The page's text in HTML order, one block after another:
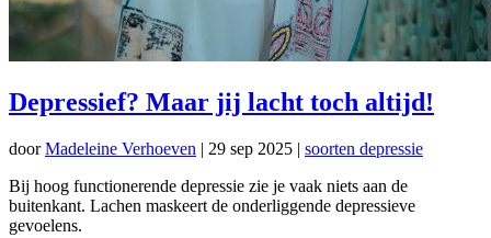
Depressief? Maar jij lacht toch altijd!
doorMadeleine Verhoeven | 29 sep 2025 | soorten depressie
Bij hoog functionerende depressie zie je vaak niets aan de
buitenkant. Lachen maskeert de onderliggende depressieve
gevoelens.